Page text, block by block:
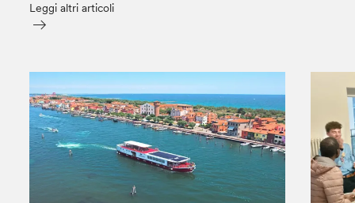
Leggi altri articoli